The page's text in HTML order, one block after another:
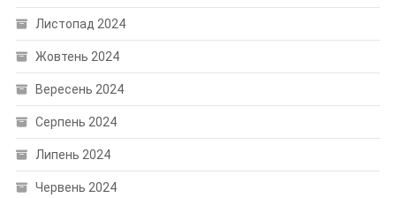
Листопад 2024
Жовтень 2024
Вересень 2024
Серпень 2024
Липень 2024
Червень 2024